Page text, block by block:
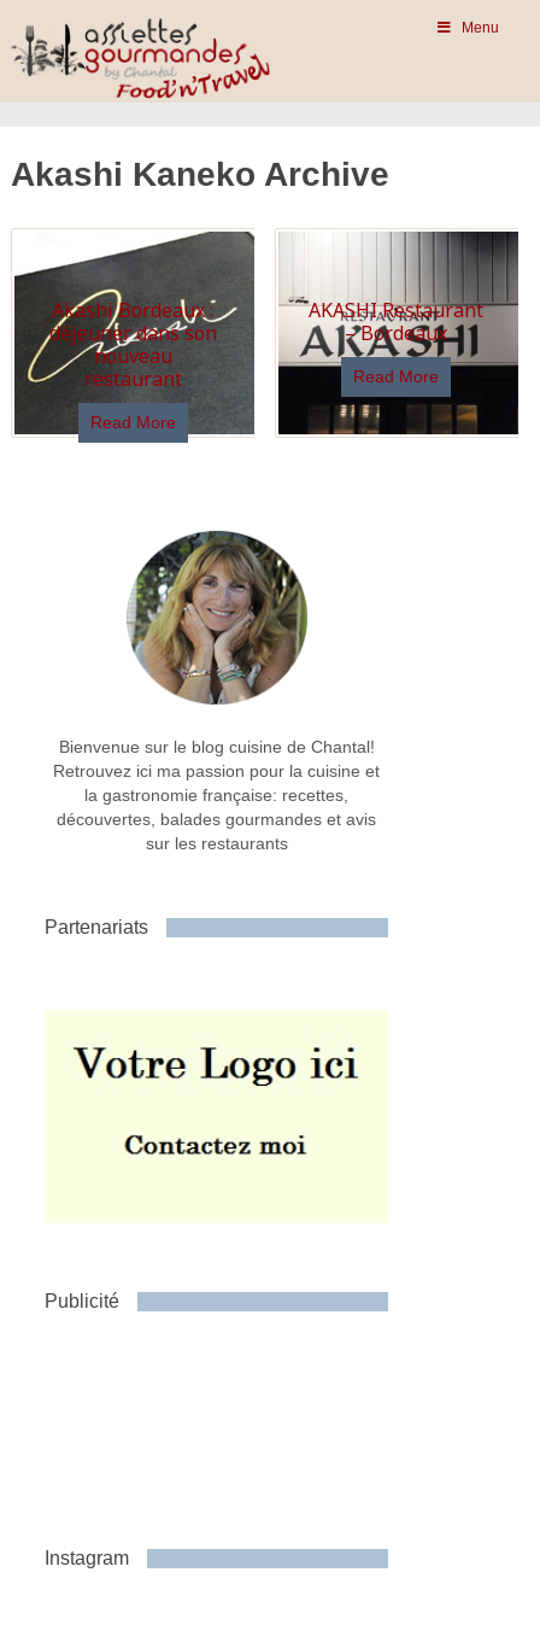
Menu
Akashi Kaneko Archive
Akashi Bordeaux :
déjeuner dans son
nouveau
restaurant
Read More
AKASHI Restaurant
– Bordeaux
Read More
Bienvenue sur le blog cuisine de Chantal!
Retrouvez ici ma passion pour la cuisine et
la gastronomie française: recettes,
découvertes, balades gourmandes et avis
sur les restaurants
Partenariats
Publicité
Instagram